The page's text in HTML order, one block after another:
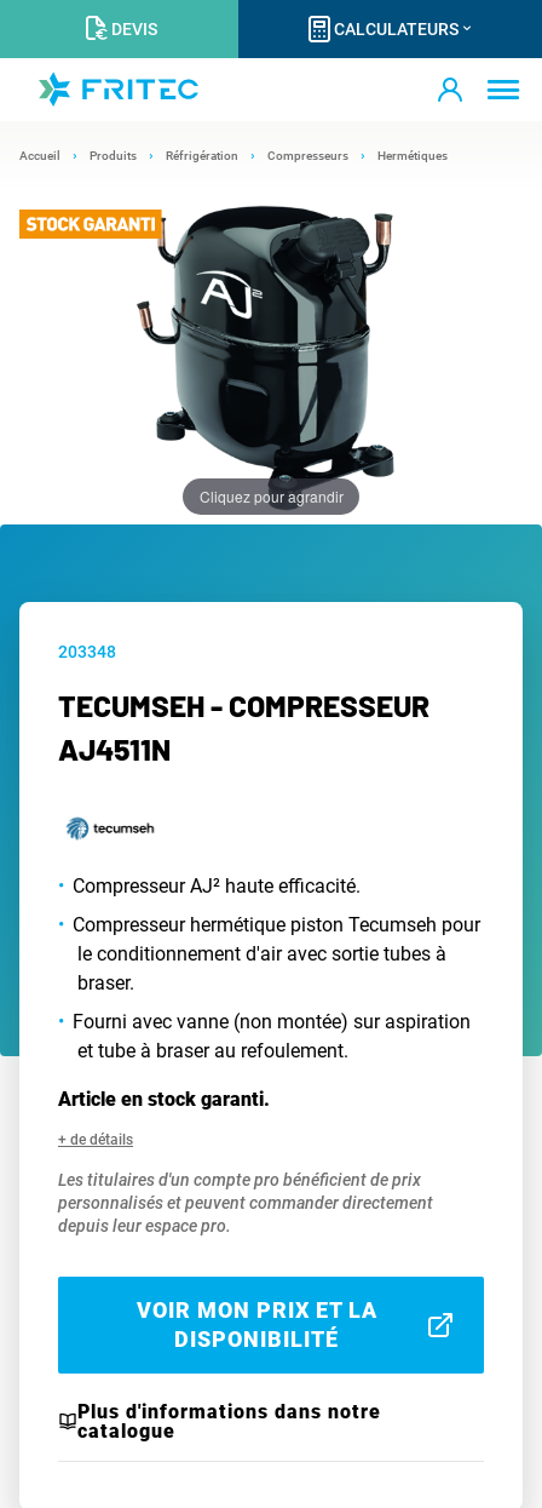
DEVIS CALCULATEURS
Accueil Produits Réfrigération Compresseurs Hermétiques
Cliquez pour agrandir
203348
TECUMSEH - COMPRESSEUR
AJ4511N
Compresseur AJ² haute efficacité.
Compresseur hermétique piston Tecumseh pour
le conditionnement d'air avec sortie tubes à
braser.
Fourni avec vanne (non montée) sur aspiration
et tube à braser au refoulement.
Article en stock garanti.
+ de détails
Les titulaires d'un compte pro bénéficient de prix
personnalisés et peuvent commander directement
depuis leur espace pro.
VOIR MON PRIX ET LA
DISPONIBILITÉ
Plus d'informations dans notre
catalogue